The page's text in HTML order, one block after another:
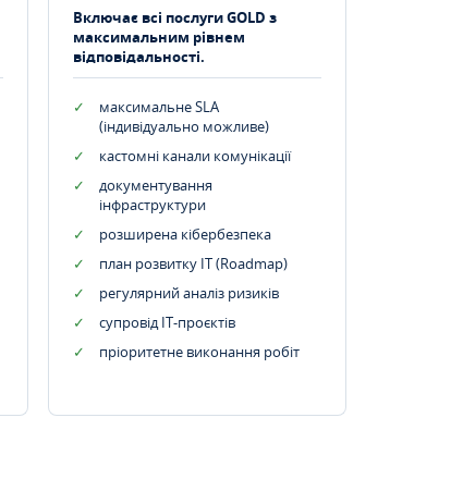
Включає всі послуги GOLD з
максимальним рівнем
відповідальності.
максимальне SLA
(індивідуально можливе)
кастомні канали комунікації
документування
інфраструктури
розширена кібербезпека
план розвитку IT (Roadmap)
регулярний аналіз ризиків
супровід ІТ-проєктів
пріоритетне виконання робіт